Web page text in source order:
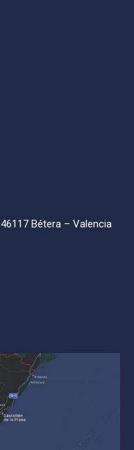
Bétera – Valencia